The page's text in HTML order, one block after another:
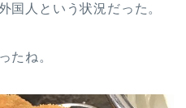
国人という状況だった。
たね。